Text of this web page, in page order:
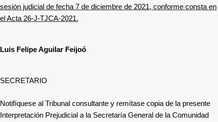
sesión judicial de fecha 7 de diciembre de 2021, conforme consta en
el Acta 26-J-TJCA-2021.
Luis Felipe Aguilar Feijoó
SECRETARIO
Notifíquese al Tribunal consultante y remítase copia de la presente
Interpretación Prejudicial a la Secretaría General de la Comunidad